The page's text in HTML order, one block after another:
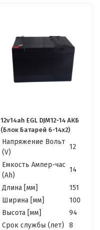
12v14ah EGL DJM12-14 АКБ
(Блок Батарей 6-14x2)
Напряжение Вольт
(V)
12
Емкость Ампер-час
(Ah)
14
Длина [мм]
151
Ширина [мм]
100
Высота [мм]
94
Cрок службы (лет)
8